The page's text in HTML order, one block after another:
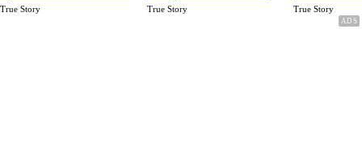
True Story
Rp.15 Juta Perbulan
True Story
Karena Cinta
True Story